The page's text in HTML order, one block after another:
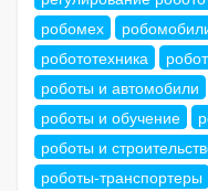
робомех
робототехника
роботы и автомобили
роботы и обучение
роботы и
роботы-транспортеры